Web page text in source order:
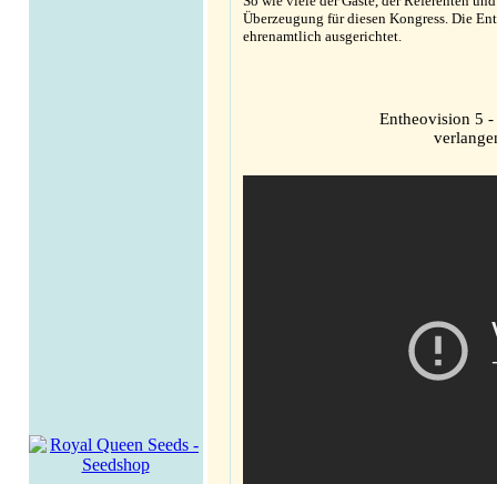
Überzeugung für diesen Kongress. Die
ehrenamtlich ausgerichtet.
Entheovision 5